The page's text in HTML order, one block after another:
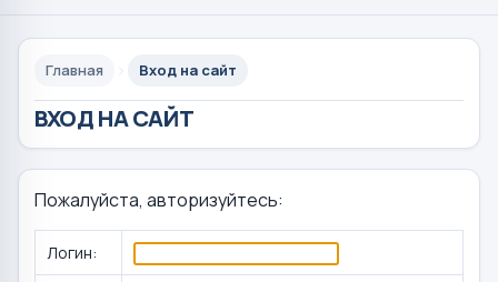
Главная Вход на сайт
ВХОД НА САЙТ
Пожалуйста, авторизуйтесь:
Логин: